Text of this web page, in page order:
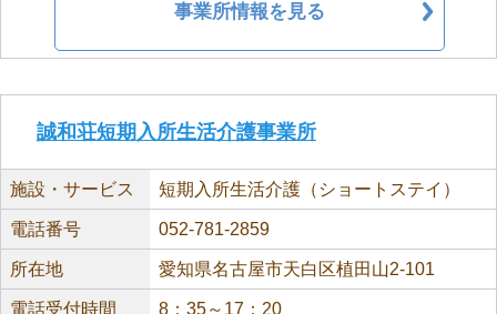
事業所情報を見る
誠和荘短期入所生活介護事業所
施設・サービス 短期入所生活介護（ショートステイ）
電話番号 052-781-2859
所在地 愛知県名古屋市天白区植田山2-101
電話受付時間 8：35～17：20